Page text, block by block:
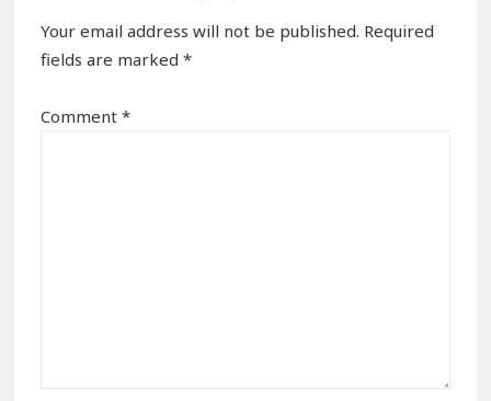
Your email address will not be published. Required
fields are marked*
Comment*